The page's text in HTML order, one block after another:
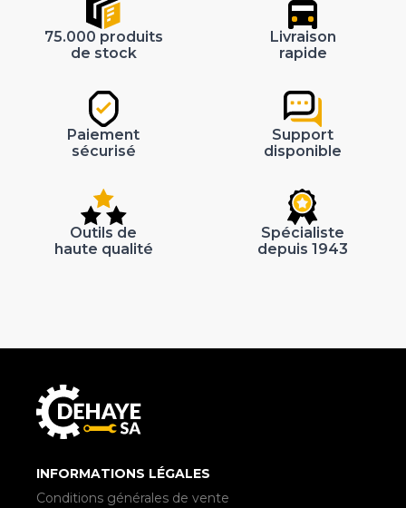
75.000 produits
de stock
Livraison
rapide
Paiement
sécurisé
Support
disponible
Outils de
haute qualité
Spécialiste
depuis 1943
INFORMATIONS LÉGALES
Conditions générales de vente